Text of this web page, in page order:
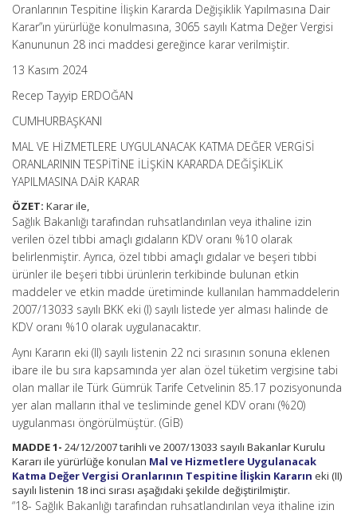
Oranlarının Tespitine İlişkin Kararda Değişiklik Yapılmasına Dair
Karar”ın yürürlüğe konulmasına, 3065 sayılı Katma Değer Vergisi
Kanununun 28 inci maddesi gereğince karar verilmiştir.
13 Kasım 2024
Recep Tayyip ERDOĞAN
CUMHURBAŞKANI
MAL VE HİZMETLERE UYGULANACAK KATMA DEĞER VERGİSİ
ORANLARININ TESPİTİNE İLİŞKİN KARARDA DEĞİŞİKLİK
YAPILMASINA DAİR KARAR
ÖZET: Karar ile,
Sağlık Bakanlığı tarafından ruhsatlandırılan veya ithaline izin
verilen özel tıbbi amaçlı gıdaların KDV oranı %10 olarak
belirlenmiştir. Ayrıca, özel tıbbi amaçlı gıdalar ve beşeri tıbbi
ürünler ile beşeri tıbbi ürünlerin terkibinde bulunan etkin
maddeler ve etkin madde üretiminde kullanılan hammaddelerin
2007/13033 sayılı BKK eki (I) sayılı listede yer alması halinde de
KDV oranı %10 olarak uygulanacaktır.
Aynı Kararın eki (II) sayılı listenin 22 nci sırasının sonuna eklenen
ibare ile bu sıra kapsamında yer alan özel tüketim vergisine tabi
olan mallar ile Türk Gümrük Tarife Cetvelinin 85.17 pozisyonunda
yer alan malların ithal ve tesliminde genel KDV oranı (%20)
uygulanması öngörülmüştür. (GİB)
MADDE 1- 24/12/2007 tarihli ve 2007/13033 sayılı Bakanlar Kurulu
Kararı ile yürürlüğe konulan Mal ve Hizmetlere Uygulanacak
Katma Değer Vergisi Oranlarının Tespitine İlişkin Kararın eki (II)
sayılı listenin 18 inci sırası aşağıdaki şekilde değiştirilmiştir.
“18- Sağlık Bakanlığı tarafından ruhsatlandırılan veya ithaline izin